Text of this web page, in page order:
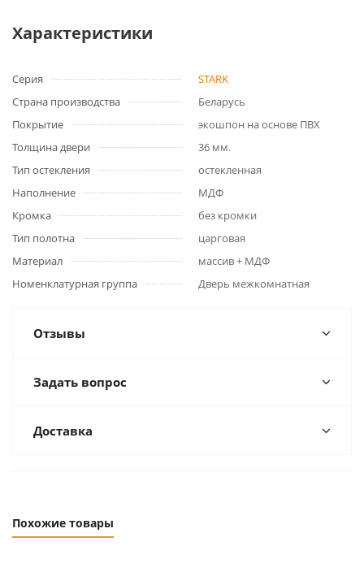
Характеристики
Серия
STARK
Страна производства
Беларусь
Покрытие
экошпон на основе ПВХ
Толщина двери
36 мм.
Тип остекления
остекленная
Наполнение
МДФ
Кромка
без кромки
Тип полотна
царговая
Материал
массив + МДФ
Номенклатурная группа
Дверь межкомнатная
Отзывы
Задать вопрос
Доставка
Похожие товары